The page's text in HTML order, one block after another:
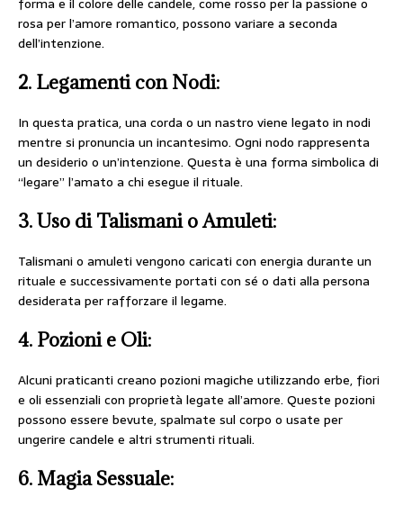
forma e il colore delle candele, come rosso per la passione o
rosa per l’amore romantico, possono variare a seconda
dell’intenzione.
2. Legamenti con Nodi:
In questa pratica, una corda o un nastro viene legato in nodi
mentre si pronuncia un incantesimo. Ogni nodo rappresenta
un desiderio o un’intenzione. Questa è una forma simbolica di
“legare” l’amato a chi esegue il rituale.
3.Uso di Talismani o Amuleti:
Talismani o amuleti vengono caricati con energia durante un
rituale e successivamente portati con sé o dati alla persona
desiderata per rafforzare il legame.
4. Pozioni e Oli:
Alcuni praticanti creano pozioni magiche utilizzando erbe, fiori
e oli essenziali con proprietà legate all’amore. Queste pozioni
possono essere bevute, spalmate sul corpo o usate per
ungerire candele e altri strumenti rituali.
6. Magia Sessuale: